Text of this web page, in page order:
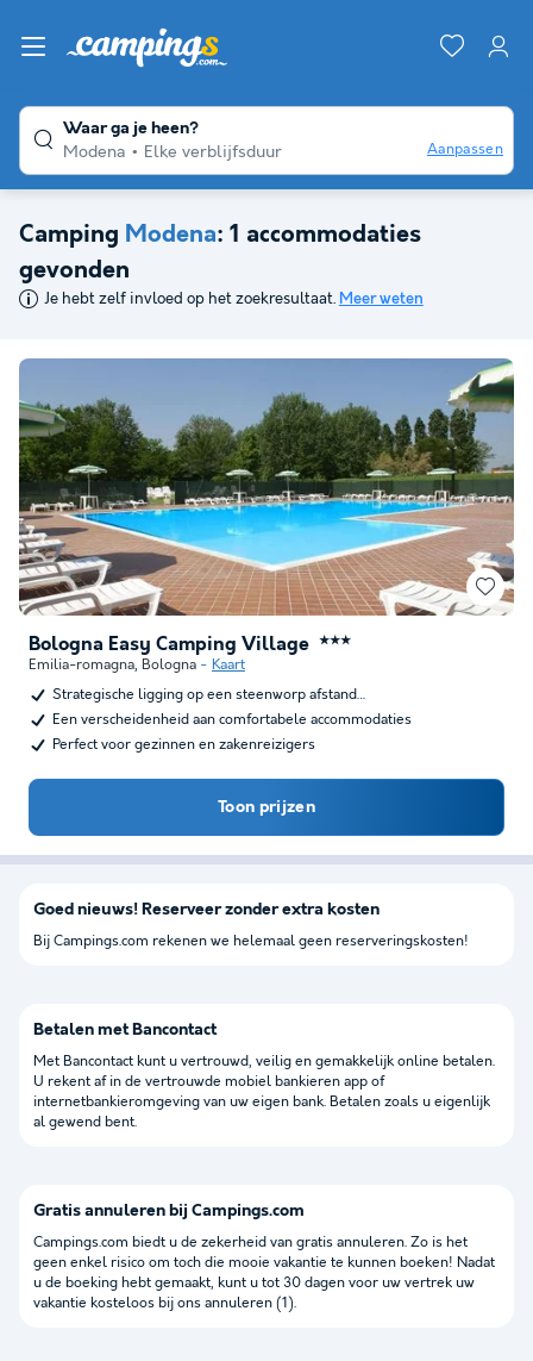
Waar ga je heen?
Modena
Elke verblijfsduur Aanpassen
Camping Modena: 1 accommodaties
gevonden
Je hebt zelf invloed op het zoekresultaat. Meer weten
Bologna Easy Camping Village ★★★
Emilia-romagna, Bologna
Kaart
Strategische ligging op een steenworp afstand…
Een verscheidenheid aan comfortabele accommodaties
Perfect voor gezinnen en zakenreizigers
Toon prijzen
Goed nieuws! Reserveer zonder extra kosten
Bij Campings.com rekenen we helemaal geen reserveringskosten!
Betalen met Bancontact
Met Bancontact kunt u vertrouwd, veilig en gemakkelijk online betalen.
U rekent af in de vertrouwde mobiel bankieren app of
internetbankieromgeving van uw eigen bank. Betalen zoals u eigenlijk
al gewend bent.
Gratis annuleren bij Campings.com
Campings.com biedt u de zekerheid van gratis annuleren. Zo is het
geen enkel risico om toch die mooie vakantie te kunnen boeken! Nadat
u de boeking hebt gemaakt, kunt u tot 30 dagen voor uw vertrek uw
vakantie kosteloos bij ons annuleren (1).